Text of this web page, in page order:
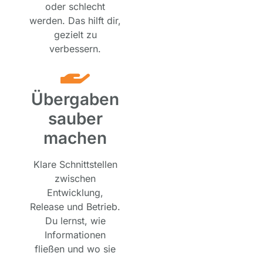
oder schlecht
werden. Das hilft dir,
gezielt zu
verbessern.
Übergaben
sauber
machen
Klare Schnittstellen
zwischen
Entwicklung,
Release und Betrieb.
Du lernst, wie
Informationen
fließen und wo sie